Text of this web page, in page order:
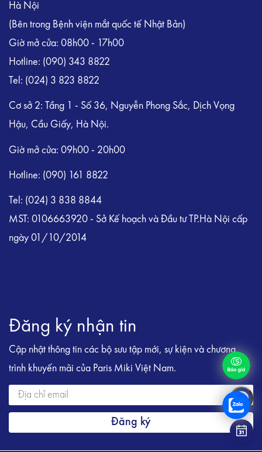
Hà Nội
(Bên trong Bệnh viện mắt quốc tế Nhật Bản)
Giờ mở cửa: 08h00 - 17h00
Hotline: (090) 343 8822
Tel: (024) 3 823 8822
Cơ sở 2: Tầng 1 - Số 36, Nguyễn Phong Sắc, Dịch Vọng
Hậu, Cầu Giấy, Hà Nội.
Giờ mở cửa: 09h00 - 20h00
Hotline: (090) 161 8822
Tel: (024) 3 838 8844
MST: 0106663920 - Sở Kế hoạch và Đầu tư TP.Hà Nội cấp
ngày 01/10/2014
Đăng ký nhận tin
Cập nhật thông tin các bộ sưu tập mới, sự kiện và chương
trình khuyến mãi của Paris Miki Việt Nam.
Đăng ký